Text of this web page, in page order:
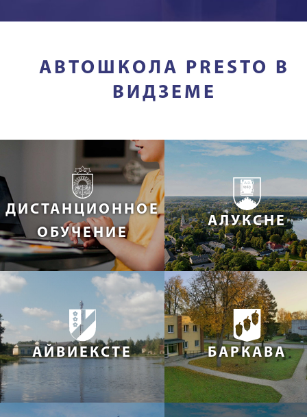
АВТОШКОЛА PRESTO В
ВИДЗЕМЕ
ДИСТАНЦИОННОЕ
ОБУЧЕНИЕ
АЛУКСНЕ
АЙВИЕКСТЕ БАРКАВА